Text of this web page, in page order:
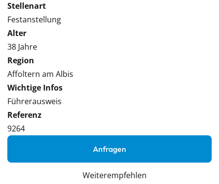
Stellenart
Festanstellung
Alter
38 Jahre
Region
Affoltern am Albis
Wichtige Infos
Führerausweis
Referenz
9264
Anfragen
Weiterempfehlen